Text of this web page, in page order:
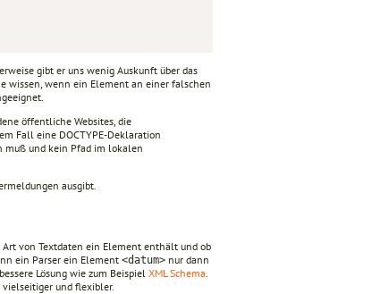
gibt er uns wenig Auskunft über das
wissen, wenn ein Element an einer falschen
öffentliche Websites, die
Fall eine DOCTYPE-Deklaration
muß und kein Pfad im lokalen
ausgibt.
von Textdaten ein Element enthält und ob
ein Parser ein Element <datum> nur dann
Lösung wie zum Beispiel XML Schema
vielseitiger und flexibler.